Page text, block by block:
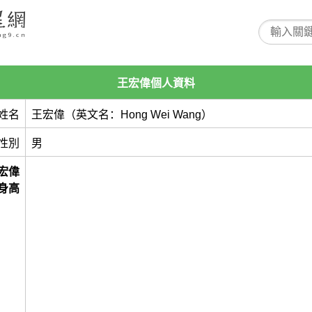
王宏偉個人資料
名 王宏偉（英文名：Hong Wei Wang）
別 男
偉
高